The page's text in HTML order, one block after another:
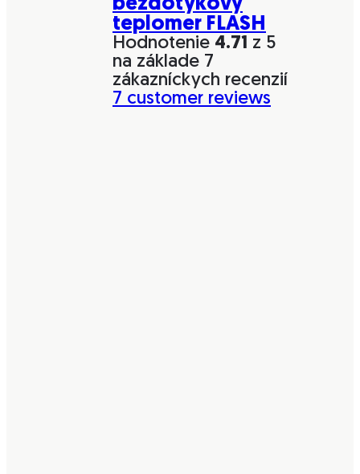
bezdotykový
teplomer FLASH
Hodnotenie 4.71 z 5
na základe 7
zákazníckych recenzií
7 customer reviews